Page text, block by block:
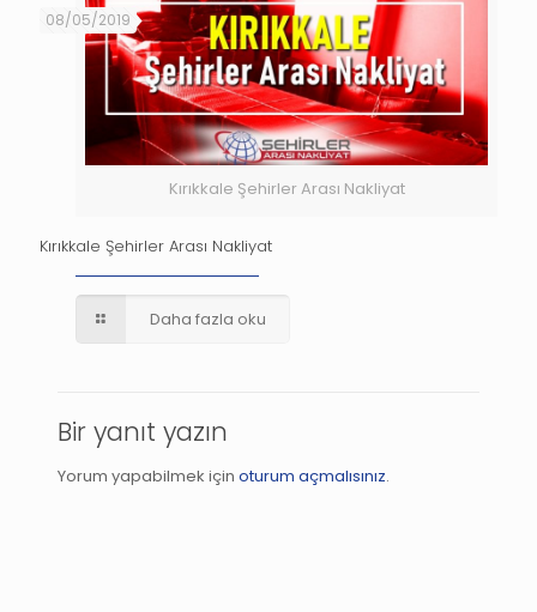
Kırıkkale Şehirler Arası Nakliyat
08/05/2019
Kırıkkale Şehirler Arası Nakliyat
Daha fazla oku
Bir yanıt yazın
Yorum yapabilmek için oturum açmalısınız.